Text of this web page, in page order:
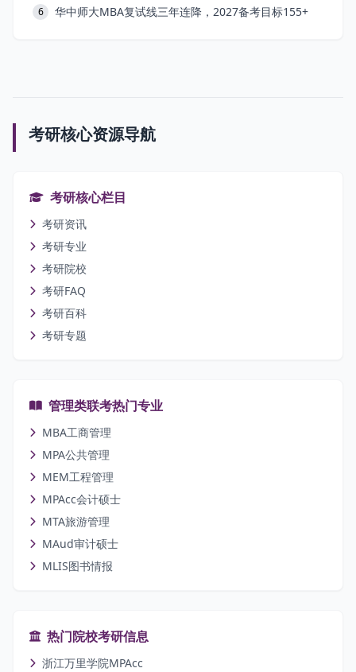
6 华中师大MBA复试线三年连降，2027备考目标155+
考研核心资源导航
考研核心栏目
考研资讯
考研专业
考研院校
考研FAQ
考研百科
考研专题
管理类联考热门专业
MBA工商管理
MPA公共管理
MEM工程管理
MPAcc会计硕士
MTA旅游管理
MAud审计硕士
MLIS图书情报
热门院校考研信息
浙江万里学院MPAcc